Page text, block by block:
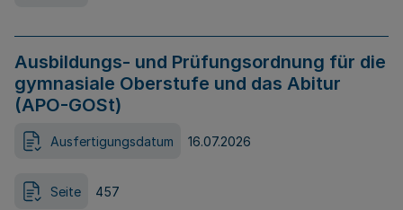
Ausbildungs- und Prüfungsordnung für die
gymnasiale Oberstufe und das Abitur
(APO-GOSt)
Ausfertigungsdatum 16.07.2026
Seite 457